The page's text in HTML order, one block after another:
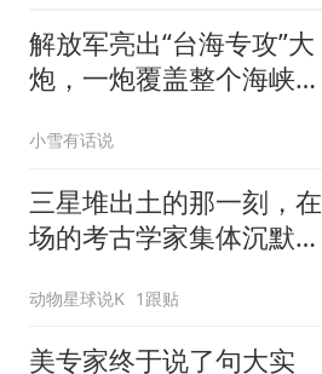
解放军亮出“台海专攻”大
炮，一炮覆盖整个海峡，
小雪有话说
三星堆出土的那一刻，在
场的考古学家集体沉默
动物星球说K 1跟贴
美专家终于说了句大实